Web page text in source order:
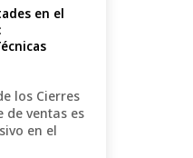
en el
los Cierres
de ventas es
en el